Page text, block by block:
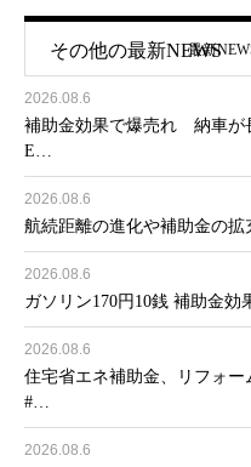
その他の最新NEWS
2026.08.6
補助金効果で爆売れ 納車が
E…
2026.08.6
航続距離の進化や補助金の
2026.08.6
ガソリン170円10銭 補助金
2026.08.6
住宅省エネ補助金、リフォ
#…
2026.08.6
最新